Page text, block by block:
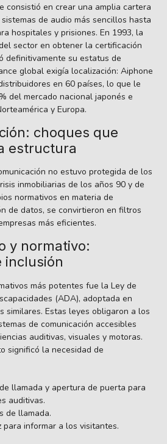
consistió en crear una amplia cartera
de audio más sencillos hasta
hospitales y prisiones. En 1993, la
sector en obtener la certificación
definitivamente su estatus de
global exigía localización: Aiphone
en 60 países, lo que le
del mercado nacional japonés e
y Europa.
choques que
estructura
no estuvo protegida de los
inmobiliarias de los años 90 y de
normativos en materia de
de datos, se convirtieron en filtros
más eficientes.
y normativo:
inclusión
más potentes fue la Ley de
(ADA), adoptada en
similares. Estas leyes obligaron a los
de comunicación accesibles
auditivas, visuales y motoras.
significó la necesidad de
llamada y apertura de puerta para
auditivas.
de llamada.
para informar a los visitantes.